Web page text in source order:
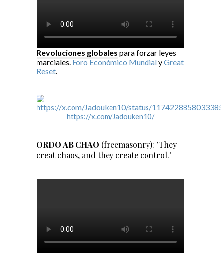
Revoluciones globales para forzar leyes
marciales. Foro Económico MundialyGreat
Reset.
https://x.com/Jadouken10/
ORDO AB CHAO (freemasonry): "They
creat chaos, and they create control."